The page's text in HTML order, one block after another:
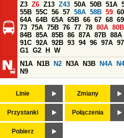
Z3 Z6 Z13 Z43 50A 50B 51A
55B 55C 56 57 58A 58B 59
64A 64B 65A 65B 66 67 68
73 75A 75B 76 77 78 80A 80B
84B 85A 85B 86 87A 87B 88A
91C 92A 92B 93 94 96 97A
G1 G2 H
W
N1A
N1B N2 N3A N3B N4A
N9
Linie Zmiany
Przystanki Połączenia
Pobierz